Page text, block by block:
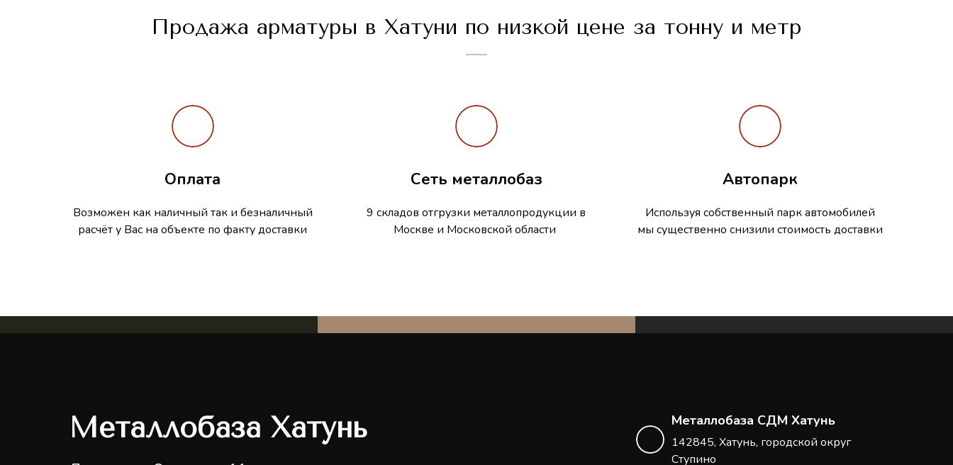
Продажа арматуры в Хатуни по низкой цене за тонну и метр
Оплата
Возможен как наличный так и безналичный
расчёт у Вас на объекте по факту доставки
Сеть металлобаз
9 складов отгрузки металлопродукции в
Москве и Московской области
Автопарк
Используя собственный парк автомобилей
мы существенно снизили стоимость доставки
Металлобаза Хатунь Металлобаза СДМ Хатунь
142845, Хатунь, городской округ
Ступино